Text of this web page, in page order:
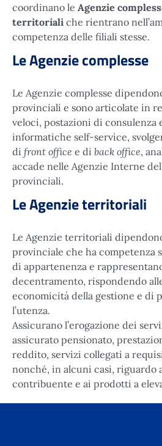
coordinano le Agenzie
territoriali che rientrano
competenza delle filiali stesse.
Le Agenzie complesse
Le Agenzie complesse
provinciali e sono articolate in
veloci, postazioni di consulenza
informatiche self-service,
di front office e di back office,
accade nelle Agenzie Interne
provinciali.
Le Agenzie territoriali
Le Agenzie territoriali
provinciale che ha competenza
di appartenenza e
decentramento, rispondendo
economicità della gestione e di
l’utenza.
Assicurano l’erogazione dei
assicurato pensionato,
reddito, servizi collegati a
nonché, in alcuni casi, riguardo
contribuente e ai prodotti a